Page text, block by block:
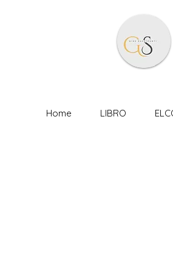
Home LIBRO